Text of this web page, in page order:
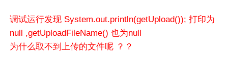
调试运行发现 System.out.println(getUpload()); 打印为
null ,getUploadFileName() 也为null
为什么取不到上传的文件呢 ？？